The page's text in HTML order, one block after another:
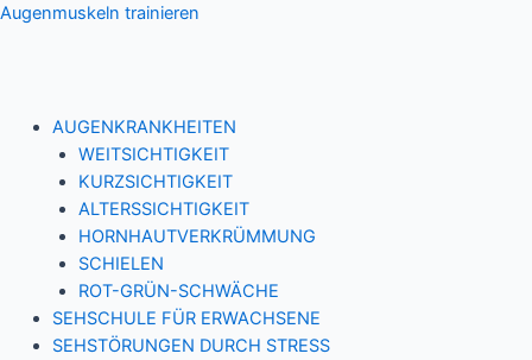
Zum
Augenmuskeln trainieren
AUGENKRANKHEITEN
WEITSICHTIGKEIT
KURZSICHTIGKEIT
ALTERSSICHTIGKEIT
HORNHAUTVERKRÜMMUNG
SCHIELEN
ROT-GRÜN-SCHWÄCHE
SEHSCHULE FÜR ERWACHSENE
SEHSTÖRUNGEN DURCH STRESS